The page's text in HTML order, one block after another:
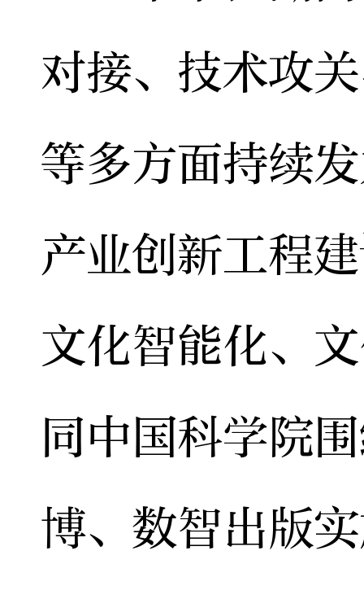
对接、技术攻
等多方面持续
产业创新工程
文化智能化、
同中国科学院
博、数智出版